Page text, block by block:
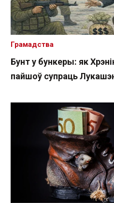
Бунт у бункеры: як
пайшоў супраць
Грамадства